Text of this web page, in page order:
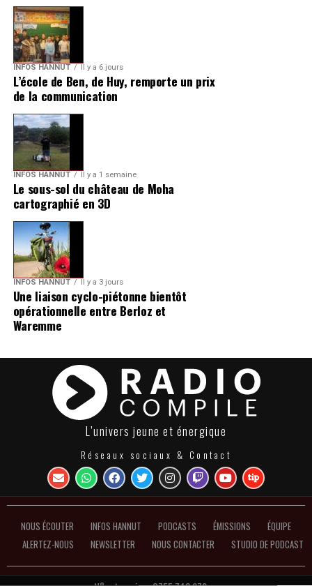
INFOS HANNUT Il y a 6 jours
L’école de Ben, de Huy, remporte un prix
de la communication
INFOS HANNUT Il y a 1 semaine
Le sous-sol du château de Moha
cartographié en 3D
INFOS HANNUT Il y a 3 jours
Une liaison cyclo-piétonne bientôt
opérationnelle entre Berloz et
Waremme
L’univers jeune et énergique
Réseaux sociaux & Contact
NOUS ÉCOUTER INFOS HANNUT PODCASTS ÉMISSIONS
ÉQUIPE
ALERTEZ-NOUS
NEWSLETTER NOUS CONTACTER STUDIO DE PODCAST